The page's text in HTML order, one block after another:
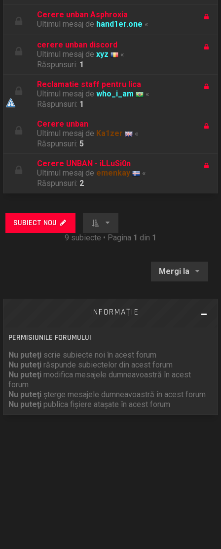
Cerere unban Asphroxia
Ultimul mesaj de hand1er.one «
cerere unban discord
Ultimul mesaj dexyz
«
Răspunsuri: 1
Reclamatie staff pentru lica
Ultimul mesaj dewho_i_am
«
Răspunsuri: 1
Cerere unban
Ultimul mesaj de Ka1zer
«
Răspunsuri:5
Cerere UNBAN - iLLuSi0n
Ultimul mesaj de emenkay
«
Răspunsuri: 2
SUBIECT NOU
9 subiecte • Pagina 1 din 1
Mergi la
INFORMAŢIE
PERMISIUNILE FORUMULUI
Nu puteţi scrie subiecte noi în acest forum
Nu puteţi răspunde subiectelor din acest forum
Nu puteţi modifica mesajele dumneavoastră în acest
forum
Nu puteţi şterge mesajele dumneavoastră în acest forum
Nu puteţi publica fişiere ataşate în acest forum